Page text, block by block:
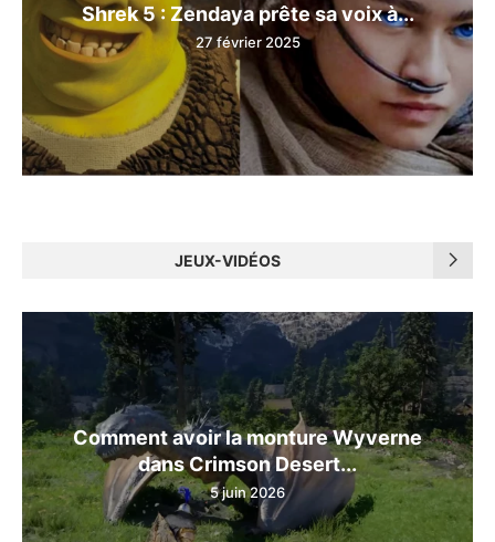
Shrek 5 : Zendaya prête sa voix à...
27 février 2025
JEUX-VIDÉOS
Comment avoir la monture Wyverne
dans Crimson Desert...
5 juin 2026